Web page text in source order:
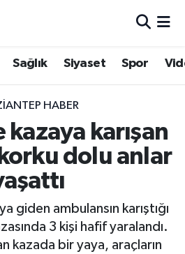
Sağlık Siyaset Spor
HABER
karışan
dolu anlar
giden ambulansın karıştığı
3 kişi hafif yaralandı.
kazada bir yaya, araçların
Fikstür